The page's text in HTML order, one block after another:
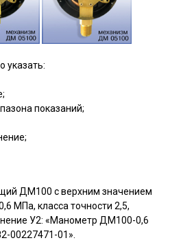
указать:
показаний;
ДМ100 с верхним значением
МПа, класса точности 2,5,
У2: «Манометр ДМ100-0,6
00227471-01».